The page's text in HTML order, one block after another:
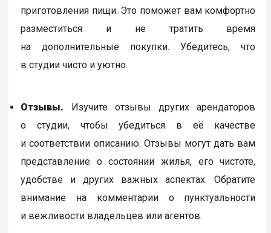
приготовления пищи. Это поможет вам комфортно
разместиться и не тратить время
на дополнительные покупки. Убедитесь, что
в студии чисто и уютно.
Отзывы. Изучите отзывы других арендаторов
о студии, чтобы убедиться в её качестве
и соответствии описанию. Отзывы могут дать вам
представление о состоянии жилья, его чистоте,
удобстве и других важных аспектах. Обратите
внимание на комментарии о пунктуальности
и вежливости владельцев или агентов.